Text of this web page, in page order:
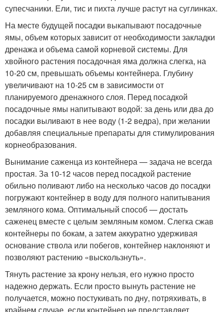
супесчаники. Ели, тис и пихта лучше растут на суглинках.
На месте будущей посадки выкапывают посадочные
ямы, объем которых зависит от необходимости закладки
дренажа и объема самой корневой системы. Для
хвойного растения посадочная яма должна слегка, на
10-20 см, превышать объемы контейнера. Глубину
увеличивают на 10-25 см в зависимости от
планируемого дренажного слоя. Перед посадкой
посадочные ямы напитывают водой: за день или два до
посадки выливают в нее воду (1-2 ведра), при желании
добавляя специальные препараты для стимулирования
корнеобразования.
Вынимание саженца из контейнера — задача не всегда
простая. За 10-12 часов перед посадкой растение
обильно поливают либо на несколько часов до посадки
погружают контейнер в воду для полного напитывания
земляного кома. Оптимальный способ — достать
саженец вместе с целым земляным комом. Слегка сжав
контейнеры по бокам, а затем аккуратно удерживая
основание ствола или побегов, контейнер наклоняют и
позволяют растению «выскользнуть».
Тянуть растение за крону нельзя, его нужно просто
надежно держать. Если просто вынуть растение не
получается, можно постукивать по дну, потряхивать, в